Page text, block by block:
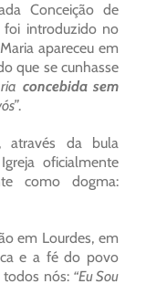
Conceição de
foi introduzido no
apareceu em
que se cunhasse
concebida sem
.
da bula
oficialmente
como dogma:
em Lourdes, em
e a fé do povo
todos nós: “Eu Sou